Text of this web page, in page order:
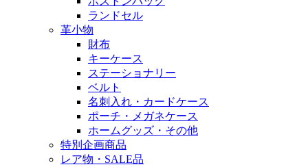
ランドセル
革小物
財布
キーケース
ステーショナリー
ベルト
名刺入れ・カードケース
ポーチ・メガネケース
ホームグッズ・その他
特別企画商品
レア物・SALE品